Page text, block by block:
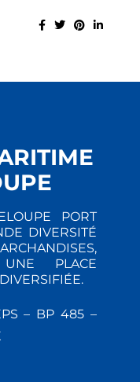
PORT
DIVERSITÉ
PLACE
– BP 485 –